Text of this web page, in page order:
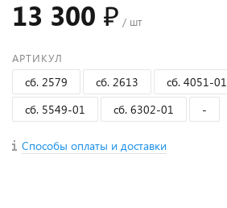
13 300 ₽ / шт
АРТИКУЛ
сб. 2579 сб. 2613 сб. 4051-01
сб. 5549-01
сб. 6302-01 -
Способы оплаты и доставки